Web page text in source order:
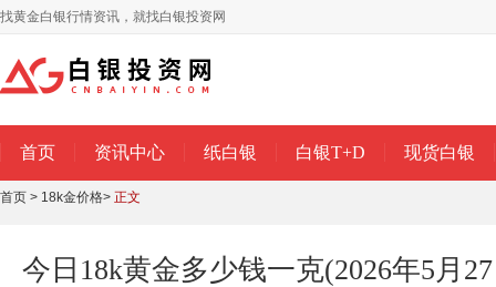
找黄金白银行情资讯，就找白银投资网
首页 资讯中心 纸白银 白银T+D 现货白银
首页 > 18k金价格> 正文
今日18k黄金多少钱一克(2026年5月